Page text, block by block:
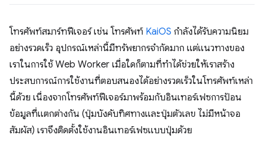
โทรศัพท์สมาร์ทฟีเจอร์ เช่น โทรศัพท์ KaiOS กำลังได้รับความนิยม
อย่างรวดเร็ว อุปกรณ์เหล่านี้มีทรัพยากรจํากัดมาก แต่แนวทางของ
เราในการใช้ Web Worker เมื่อใดก็ตามที่ทำได้ช่วยให้เราสร้าง
ประสบการณ์การใช้งานที่ตอบสนองได้อย่างรวดเร็วในโทรศัพท์เหล่า
นี้ด้วย เนื่องจากโทรศัพท์ฟีเจอร์มาพร้อมกับอินเทอร์เฟซการป้อน
ข้อมูลที่แตกต่างกัน (ปุ่มบังคับทิศทางและปุ่มตัวเลข ไม่มีหน้าจอ
สัมผัส) เราจึงติดตั้งใช้งานอินเทอร์เฟซแบบปุ่มด้วย